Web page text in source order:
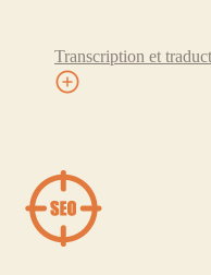
Transcription et